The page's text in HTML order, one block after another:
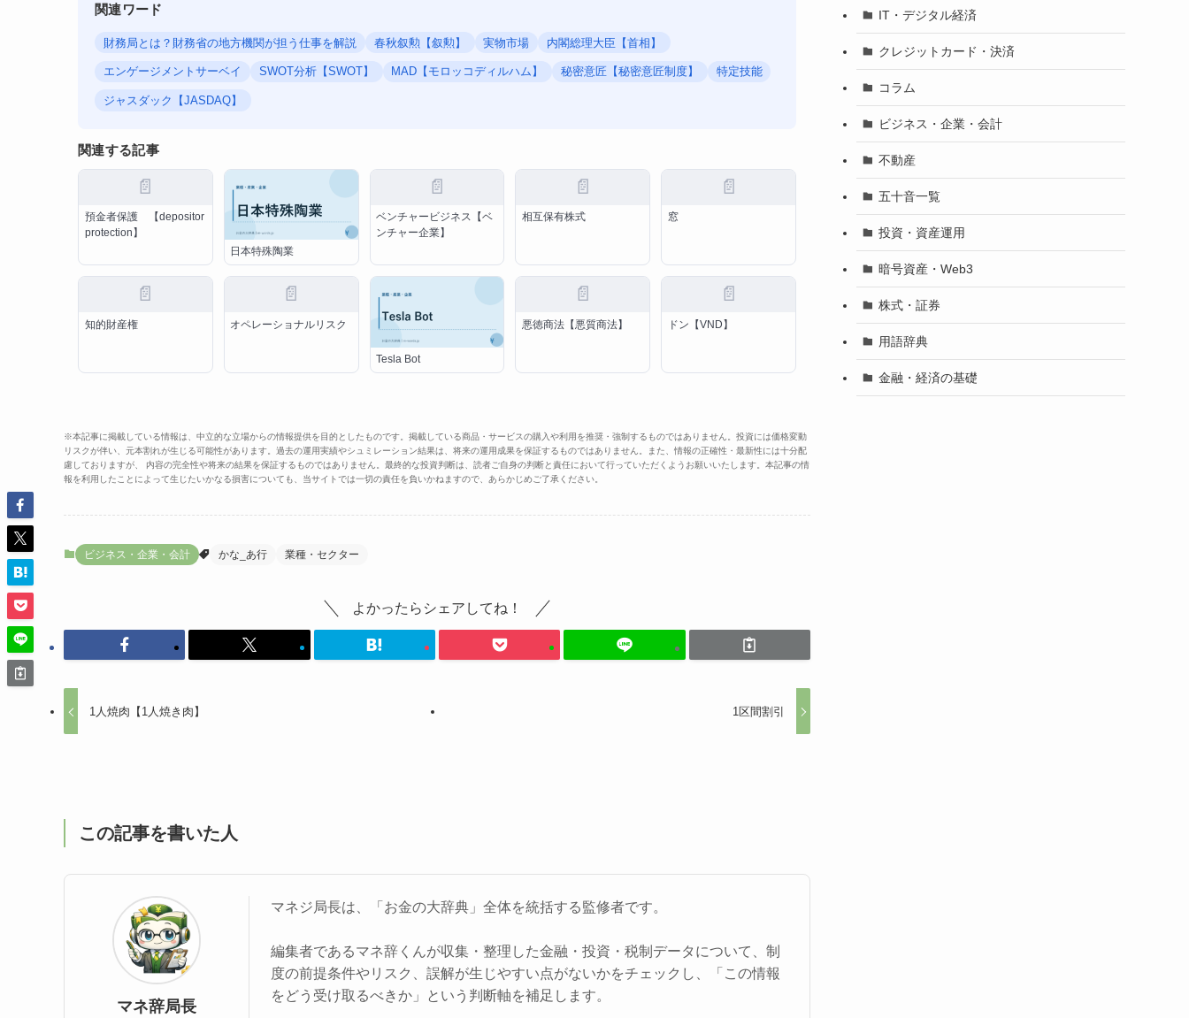
関連ワード
財務局とは？財務省の地方機関が担う仕事を解説 春秋叙勲【叙勲】 実物市場 内閣総理大臣【首相】
エンゲージメントサーベイ SWOT分析【SWOT】 MAD【モロッコディルハム】 秘密意匠【秘密意匠制度】 特定技能
ジャスダック【JASDAQ】
関連する記事
📄
預金者保護 【depositor
protection】
日本特殊陶業
📄
ベンチャービジネス【ベ
ンチャー企業】
📄
相互保有株式
📄
窓
📄
知的財産権
📄
オペレーショナルリスク
Tesla Bot
📄
悪徳商法【悪質商法】
📄
ドン【VND】
※本記事に掲載している情報は、中立的な立場からの情報提供を目的としたものです。掲載している商品・サービスの購入や利用を推奨・強制するものではありません。投資には価格変動
リスクが伴い、元本割れが生じる可能性があります。過去の運用実績やシュミレーション結果は、将来の運用成果を保証するものではありません。また、情報の正確性・最新性には十分配
慮しておりますが、 内容の完全性や将来の結果を保証するものではありません。最終的な投資判断は、読者ご自身の判断と責任において行っていただくようお願いいたします。本記事の情
報を利用したことによって生じたいかなる損害についても、当サイトでは一切の責任を負いかねますので、あらかじめご了承ください。
ビジネス・企業・会計 かな_あ行 業種・セクター
よかったらシェアしてね！
1人焼肉【1人焼き肉】 1区間割引
この記事を書いた人
マネ辞局長
マネジ局長は、「お金の大辞典」全体を統括する監修者です。
編集者であるマネ辞くんが収集・整理した金融・投資・税制データについて、制
度の前提条件やリスク、誤解が生じやすい点がないかをチェックし、「この情報
をどう受け取るべきか」という判断軸を補足します。
IT・デジタル経済
クレジットカード・決済
コラム
ビジネス・企業・会計
不動産
五十音一覧
投資・資産運用
暗号資産・Web3
株式・証券
用語辞典
金融・経済の基礎